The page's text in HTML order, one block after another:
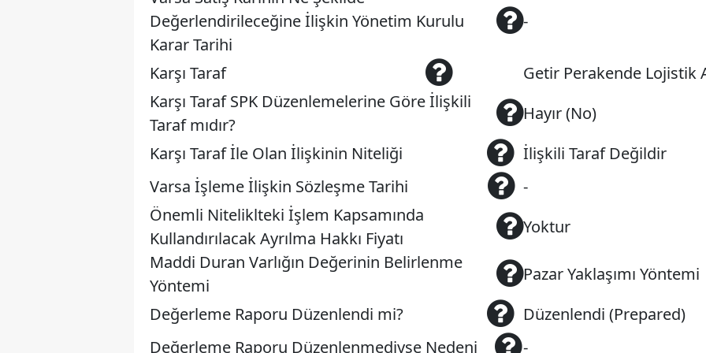
Değerlendirileceğine İlişkin Yönetim Kurulu
Karar Tarihi
-
Karşı Taraf
Getir Perakende Lojistik
Karşı Taraf SPK Düzenlemelerine Göre İlişkili
Taraf mıdır?
Hayır (No)
Karşı Taraf İle Olan İlişkinin Niteliği
İlişkili Taraf Değildir
Varsa İşleme İlişkin Sözleşme Tarihi
-
Önemli Niteliklteki İşlem Kapsamında
Kullandırılacak Ayrılma Hakkı Fiyatı
Yoktur
Maddi Duran Varlığın Değerinin Belirlenme
Yöntemi
Pazar Yaklaşımı Yöntemi
Değerleme Raporu Düzenlendi mi?
Düzenlendi (Prepared)
Değerleme Raporu Düzenlenmediyse Nedeni
-